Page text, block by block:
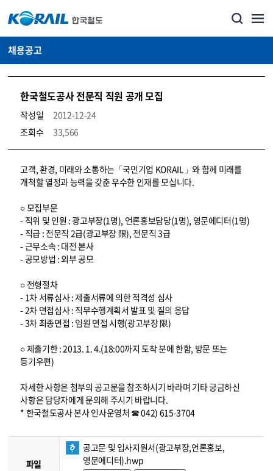
채용공고
한국철도공사 전문직 직원 공개 모집
작성일
2012-12-24
조회수
33,566
코레일소개_경영공시_채용공고 상세보기 – 내용, 파일, 담당자 연락처로 구성
고객, 환경, 미래와 소통하는「국민기업 KORAIL」와 함께 미래를
개척할 열정과 능력을 갖춘 우수한 인재를 모십니다.
○ 모집부문
- 직위 및 인원 : 광고부장(1명), 언론홍보담당(1명), 영문에디터(1명)
- 직급 : 전문직 2급(광고부장 限), 전문직 3급
- 근무소속 : 대전 본사
- 공모방법 : 외부 공모
○ 전형절차
- 1차 서류심사 : 제출서류에 의한 적격성 심사
- 2차 면접심사 : 직무수행계획서 발표 및 질의 응답
- 3차 최종면접 : 임원 면접 시행(광고부장 限)
○ 제출기한 : 2013. 1. 4.(18:00까지 도착 분에 한함, 방문 또는
등기우편)
자세한 사항은 첨부의 공고문을 참조하시기 바라며 기타 궁금하신
사항은 담당자에게 문의해 주시기 바랍니다.
* 한국철도공사 본사 인사운영처 ☎ 042) 615-3704
파일
공고문 및 입사지원서(광고부장,언론홍보,
영문에디터).hwp